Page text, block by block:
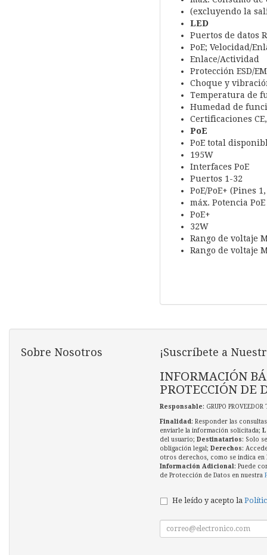
(excluyendo la
LED
Puertos de datos
PoE; Velocidad/
Enlace/Actividad
Protección ESD/
Choque y
Temperatura de
Humedad de
Certificaciones CE,
PoE
PoE total
195W
Interfaces PoE
Puertos 1-32
PoE/PoE+ (Pines
máx. Potencia
PoE+
32W
Rango de voltaje
Rango de voltaje
Sobre Nosotros ¡Suscríbete a
INFORMACIÓN
PROTECCIÓN DE
Responsable: GRUPO
Finalidad : Responder las
enviarle la información solicitada;
del usuario; Destinatarios: Solo
obligación legal; Derechos:
otros derechos, como se indica en
Información Adicional : Puede
de Protección de Datos en nuestra
He leído y acepto la